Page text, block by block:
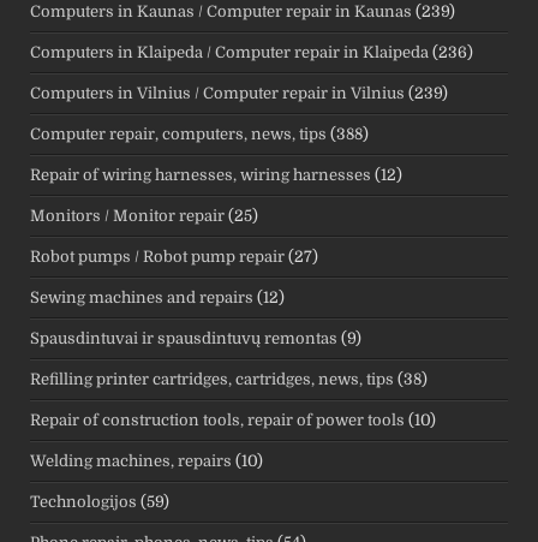
Computers in Kaunas / Computer repair in Kaunas (239)
Computers in Klaipeda / Computer repair in Klaipeda (236)
Computers in Vilnius / Computer repair in Vilnius (239)
Computer repair, computers, news, tips (388)
Repair of wiring harnesses, wiring harnesses (12)
Monitors / Monitor repair (25)
Robot pumps / Robot pump repair (27)
Sewing machines and repairs (12)
Spausdintuvai ir spausdintuvų remontas (9)
Refilling printer cartridges, cartridges, news, tips (38)
Repair of construction tools, repair of power tools (10)
Welding machines, repairs (10)
Technologijos (59)